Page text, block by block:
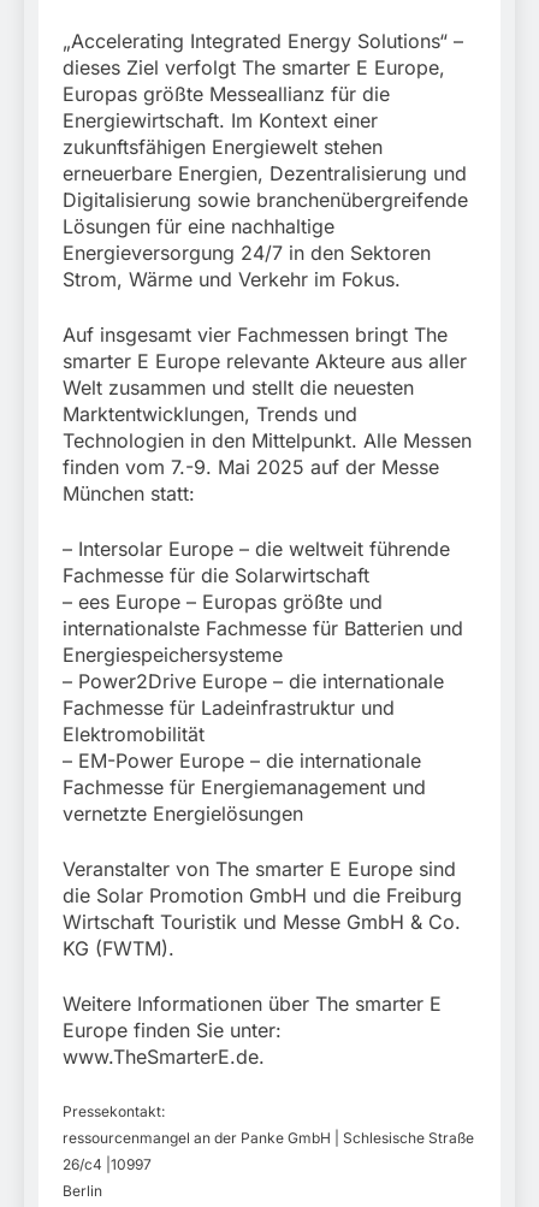
„Accelerating Integrated Energy Solutions“ –
dieses Ziel verfolgt The smarter E Europe,
Europas größte Messeallianz für die
Energiewirtschaft. Im Kontext einer
zukunftsfähigen Energiewelt stehen
erneuerbare Energien, Dezentralisierung und
Digitalisierung sowie branchenübergreifende
Lösungen für eine nachhaltige
Energieversorgung 24/7 in den Sektoren
Strom, Wärme und Verkehr im Fokus.
Auf insgesamt vier Fachmessen bringt The
smarter E Europe relevante Akteure aus aller
Welt zusammen und stellt die neuesten
Marktentwicklungen, Trends und
Technologien in den Mittelpunkt. Alle Messen
finden vom 7.-9. Mai 2025 auf der Messe
München statt:
– Intersolar Europe – die weltweit führende
Fachmesse für die Solarwirtschaft
– ees Europe – Europas größte und
internationalste Fachmesse für Batterien und
Energiespeichersysteme
– Power2Drive Europe – die internationale
Fachmesse für Ladeinfrastruktur und
Elektromobilität
– EM-Power Europe – die internationale
Fachmesse für Energiemanagement und
vernetzte Energielösungen
Veranstalter von The smarter E Europe sind
die Solar Promotion GmbH und die Freiburg
Wirtschaft Touristik und Messe GmbH & Co.
KG (FWTM).
Weitere Informationen über The smarter E
Europe finden Sie unter:
www.TheSmarterE.de.
Pressekontakt:
ressourcenmangel an der Panke GmbH | Schlesische Straße
26/c4 |10997
Berlin